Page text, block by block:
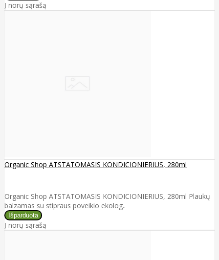
Į norų sąrašą
Organic Shop ATSTATOMASIS KONDICIONIERIUS, 280ml
Organic Shop ATSTATOMASIS KONDICIONIERIUS, 280ml Plaukų
balzamas su stipraus poveikio ekolog..
Į norų sąrašą